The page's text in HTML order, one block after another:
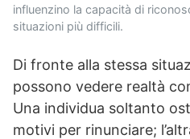
influenzino la capacità di
situazioni più difficili.
Di fronte alla stessa
possono vedere realtà
Una individua soltanto
motivi per rinunciare;